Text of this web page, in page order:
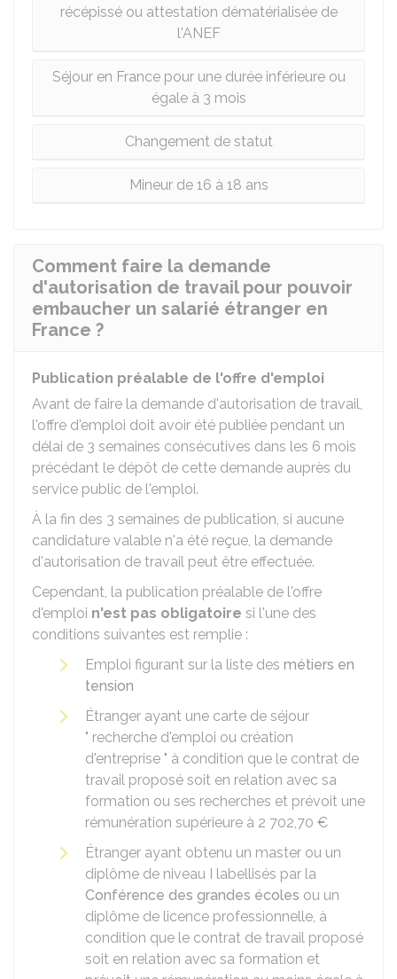
récépissé ou attestation dématérialisée de
l'ANEF
Séjour en France pour une durée inférieure ou
égale à 3 mois
Changement de statut
Mineur de 16 à 18 ans
Comment faire la demande
d'autorisation de travail pour pouvoir
embaucher un salarié étranger en
France ?
Publication préalable de l'offre d'emploi
Avant de faire la demande d'autorisation de travail,
l'offre d'emploi doit avoir été publiée pendant un
délai de 3 semaines consécutives dans les 6 mois
précédant le dépôt de cette demande auprès du
service public de l'emploi.
À la fin des 3 semaines de publication, si aucune
candidature valable n'a été reçue, la demande
d'autorisation de travail peut être effectuée.
Cependant, la publication préalable de l'offre
d'emploi n'est pas obligatoire si l'une des
conditions suivantes est remplie :
Emploi figurant sur la liste des métiers en
tension
Étranger ayant une carte de séjour
" recherche d'emploi ou création
d'entreprise " à condition que le contrat de
travail proposé soit en relation avec sa
formation ou ses recherches et prévoit une
rémunération supérieure à 2 702,70 €
Étranger ayant obtenu un master ou un
diplôme de niveau I labellisés par la
Conférence des grandes écoles ou un
diplôme de licence professionnelle, à
condition que le contrat de travail proposé
soit en relation avec sa formation et